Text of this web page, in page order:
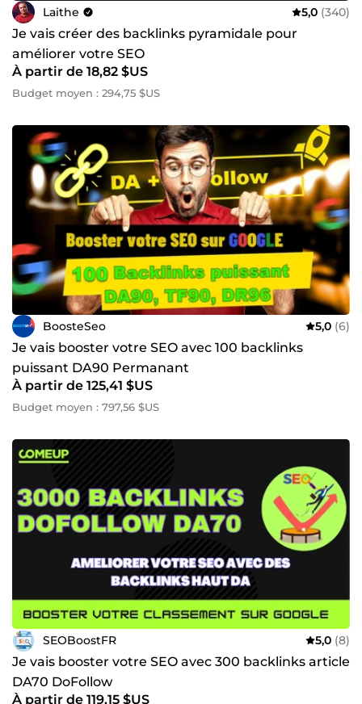
Laithe 5,0 (340)
Je vais créer des backlinks pyramidale pour
améliorer votre SEO
À partir de 18,82 $US
Budget moyen : 294,75 $US
BoosteSeo 5,0 (6)
Je vais booster votre SEO avec 100 backlinks
puissant DA90 Permanant
À partir de 125,41 $US
Budget moyen : 797,56 $US
SEOBoostFR 5,0 (8)
Je vais booster votre SEO avec 300 backlinks article
DA70 DoFollow
À partir de 119,15 $US